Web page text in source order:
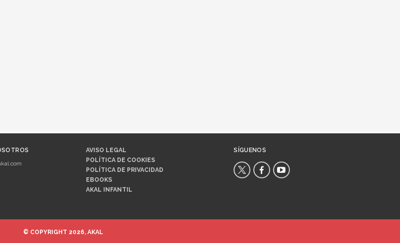
AVISO LEGAL
POLÍTICA DE COOKIES
POLÍTICA DE PRIVACIDAD
EBOOKS
AKAL INFANTIL
SÍGUENOS
© COPYRIGHT 2026, AKAL